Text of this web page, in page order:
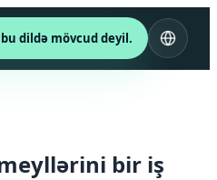
dildə mövcud deyil.
bir iş